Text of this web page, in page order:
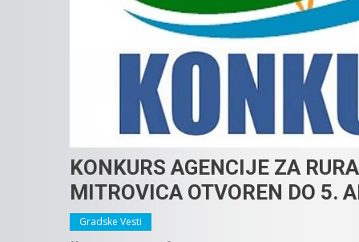
KONKURS AGENCIJE ZA
MITROVICA OTVOREN DO 5.
Gradske Vesti